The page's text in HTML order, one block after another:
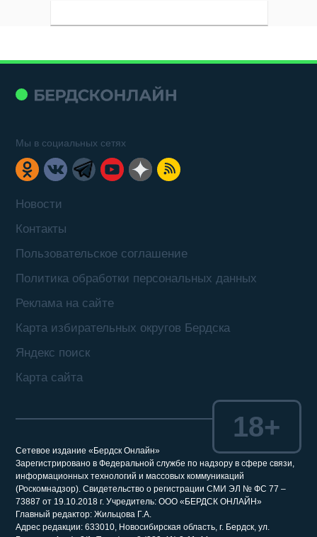
Новости
Контакты
Пользовательское соглашение
Политика обработки персональных данных
Реклама на сайте
Карта избирательных округов Бердска
Яндекс поиск
Карта сайта
Мы в социальных сетях
Сетевое издание «Бердск Онлайн»
Зарегистрировано в Федеральной службе по надзору в сфере связи,
информационных технологий и массовых коммуникаций
(Роскомнадзор). Свидетельство о регистрации СМИ ЭЛ № ФС 77 –
73887 от 19.10.2018 г. Учредитель: ООО «БЕРДСК ОНЛАЙН»
Главный редактор: Жильцова Г.А.
Адрес редакции: 633010, Новосибирская область, г. Бердск, ул.
18+